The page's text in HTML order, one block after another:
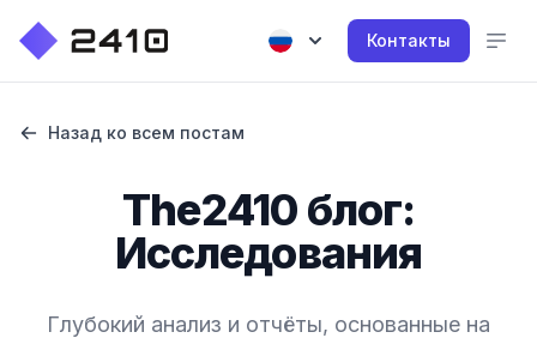
Контакты
Назад ко всем постам
The2410 блог:
Исследования
Глубокий анализ и отчёты, основанные на